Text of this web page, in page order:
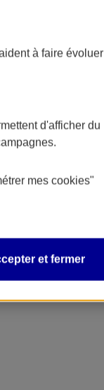
à faire évoluer
d'afficher du
mes cookies"
et fermer